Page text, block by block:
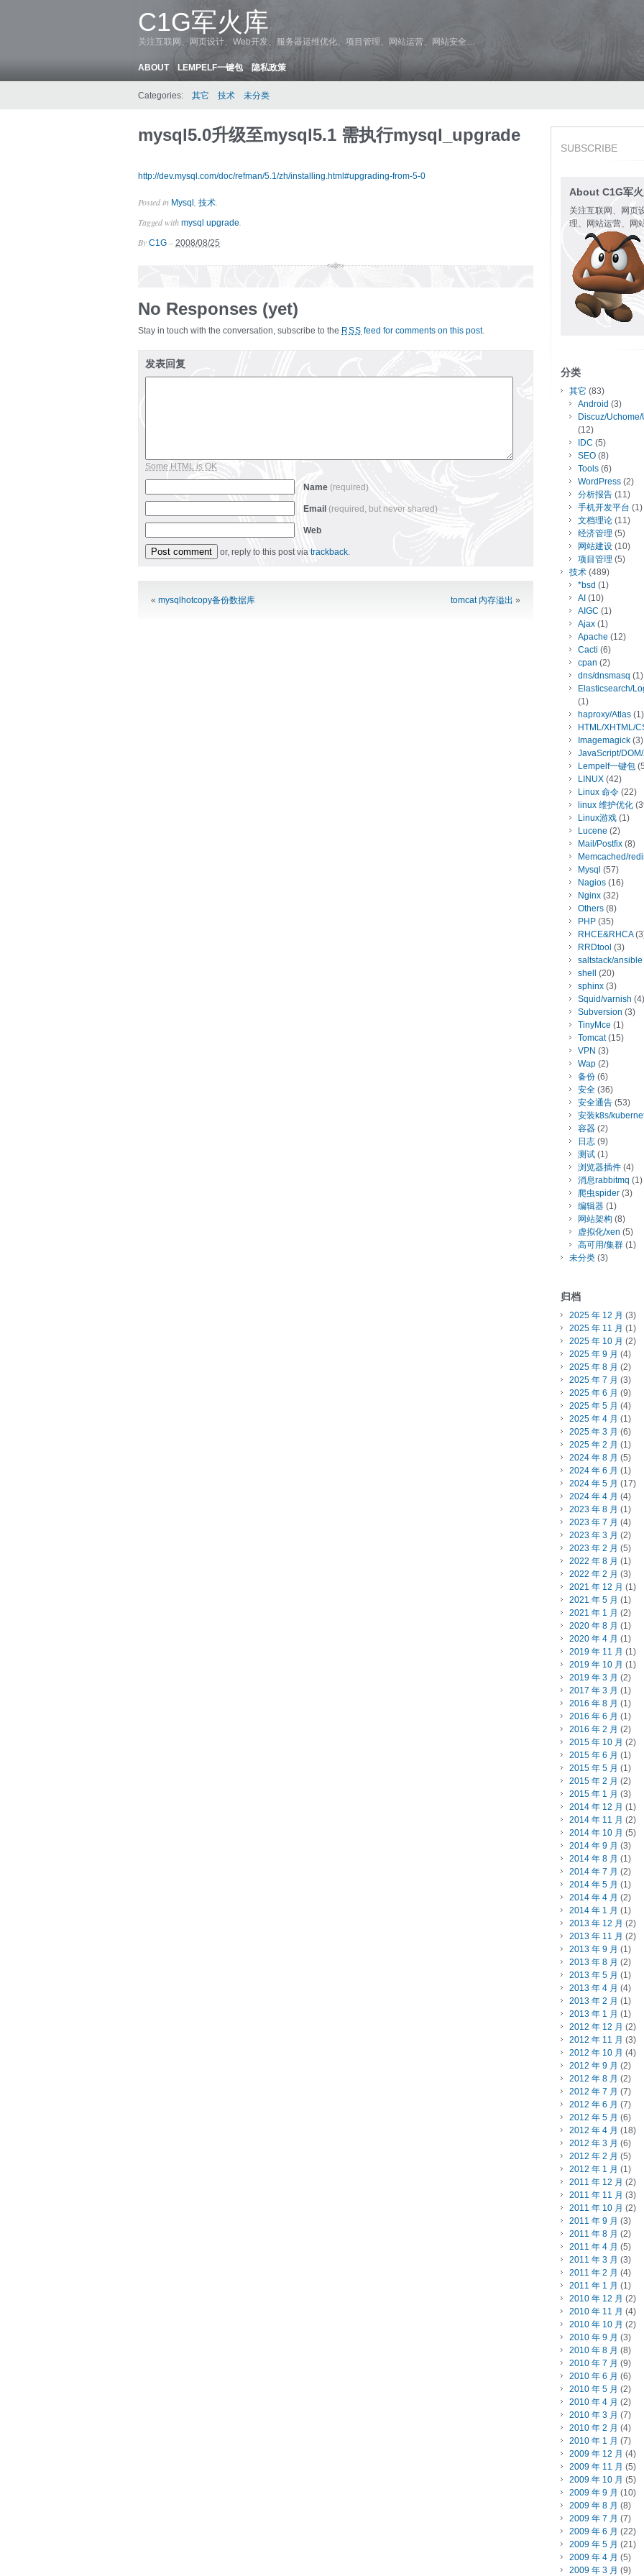
C1G军火库
关注互联网、网页设计、Web开发、服务器运维优化、项目管理、网站运营、网站安全…
ABOUT LEMPELF一键包 隐私政策
Categories: 其它 技术 未分类
mysql5.0升级至mysql5.1 需执行mysql_upgrade
http://dev.mysql.com/doc/refman/5.1/zh/installing.html#upgrading-from-5-0
Posted in Mysql 技术
Tagged with mysql upgrade
By C1G – 2008/08/25
No Responses (yet)
Stay in touch with the conversation, subscribe to the RSS feed for comments on this post.
发表回复
Some HTML is OK
Name (required)
Email (required, but never shared)
Web
or, reply to this post via trackback.
« mysqlhotcopy备份数据库 tomcat 内存溢出 »
SUBSCRIBE
About C1G军
关注互联网、网页
理、网站运营、网
分类
其它 (83)
Android (3)
Discuz/
(12)
IDC (5)
SEO (8)
Tools (6)
WordPress (2)
分析报告 (11)
手机开发平台 (1)
文档理论 (11)
经济管理 (5)
网站建设 (10)
项目管理 (5)
技术 (489)
*bsd (1)
AI (10)
AIGC (1)
Ajax (1)
Apache (12)
Cacti (6)
cpan (2)
dns/dnsmasq (1)
Elasticsearch/
(1)
haproxy/Atlas (1)
HTML/XHTML/
Imagemagick (3)
JavaScript/
Lempelf一键包
LINUX (42)
Linux 命令 (22)
linux 维护优化
Linux游戏 (1)
Lucene (2)
Mail/Postfix (8)
Memcached/
Mysql (57)
Nagios (16)
Nginx (32)
Others (8)
PHP (35)
RHCE&RHCA
RRDtool (3)
saltstack/ansible
shell
(20)
sphinx (3)
Squid/varnish (4)
Subversion (3)
TinyMce (1)
Tomcat(15)
VPN (3)
Wap (2)
备份 (6)
安全 (36)
安全通告 (53)
安装k8s/
容器 (2)
日志 (9)
测试 (1)
浏览器插件 (4)
消息rabbitmq (1)
爬虫spider (3)
编辑器 (1)
网站架构 (8)
虚拟化/xen (5)
高可用/集群 (1)
未分类 (3)
归档
2025 年 12 月 (3)
2025 年 11 月 (1)
2025 年 10 月 (2)
2025 年 9 月 (4)
2025 年 8 月 (2)
2025 年 7 月 (3)
2025 年 6 月 (9)
2025 年 5 月 (4)
2025 年 4 月 (1)
2025 年 3 月 (6)
2025 年 2 月 (1)
2024 年 8 月 (5)
2024 年 6 月 (1)
2024 年 5 月 (17)
2024 年 4 月 (4)
2023 年 8 月 (1)
2023 年 7 月 (4)
2023 年 3 月 (2)
2023 年 2 月 (5)
2022 年 8 月 (1)
2022 年 2 月 (3)
2021 年 12 月 (1)
2021 年 5 月 (1)
2021 年 1 月 (2)
2020 年 8 月 (1)
2020 年 4 月 (1)
2019 年 11 月 (1)
2019 年 10 月 (1)
2019 年 3 月 (2)
2017 年 3 月 (1)
2016 年 8 月 (1)
2016 年 6 月 (1)
2016 年 2 月 (2)
2015 年 10 月 (2)
2015 年 6 月 (1)
2015 年 5 月 (1)
2015 年 2 月 (2)
2015 年 1 月 (3)
2014 年 12 月 (1)
2014 年 11 月 (2)
2014 年 10 月 (5)
2014 年 9 月 (3)
2014 年 8 月 (1)
2014 年 7 月 (2)
2014 年 5 月 (1)
2014 年 4 月 (2)
2014 年 1 月 (1)
2013 年 12 月 (2)
2013 年 11 月 (2)
2013 年 9 月 (1)
2013 年 8 月 (2)
2013 年 5 月 (1)
2013 年 4 月 (4)
2013 年 2 月 (1)
2013 年 1 月 (1)
2012 年 12 月 (2)
2012 年 11 月 (3)
2012 年 10 月 (4)
2012 年 9 月 (2)
2012 年 8 月 (2)
2012 年 7 月 (7)
2012 年 6 月 (7)
2012 年 5 月 (6)
2012 年 4 月 (18)
2012 年 3 月 (6)
2012 年 2 月 (5)
2012 年 1 月 (1)
2011 年 12 月 (2)
2011 年 11 月 (3)
2011 年 10 月 (2)
2011 年 9 月 (3)
2011 年 8 月 (2)
2011 年 4 月 (5)
2011 年 3 月 (3)
2011 年 2 月 (4)
2011 年 1 月 (1)
2010 年 12 月 (2)
2010 年 11 月 (4)
2010 年 10 月 (2)
2010 年 9 月 (3)
2010 年 8 月 (8)
2010 年 7 月 (9)
2010 年 6 月 (6)
2010 年 5 月 (2)
2010 年 4 月 (2)
2010 年 3 月 (7)
2010 年 2 月 (4)
2010 年 1 月 (7)
2009 年 12 月 (4)
2009 年 11 月 (5)
2009 年 10 月 (5)
2009 年 9 月 (10)
2009 年 8 月 (8)
2009 年 7 月 (7)
2009 年 6 月 (22)
2009 年 5 月 (21)
2009 年 4 月 (5)
2009 年 3 月 (9)